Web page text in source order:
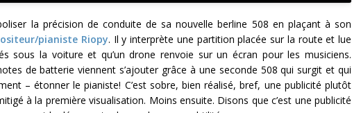
la précision de conduite de sa nouvelle berline 508 en plaçant à son
pianiste Riopy. Il y interprète une partition placée sur la route et lue
sous la voiture et qu’un drone renvoie sur un écran pour les musiciens.
de batterie viennent s’ajouter grâce à une seconde 508 qui surgit et qui
– étonner le pianiste! C’est sobre, bien réalisé, bref, une publicité plutôt
à la première visualisation. Moins ensuite. Disons que c’est une publicité